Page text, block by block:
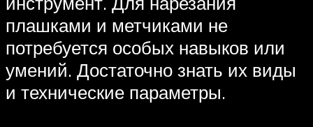
плашками и метчиками не
потребуется особых навыков или
умений. Достаточно знать их виды
и технические параметры.